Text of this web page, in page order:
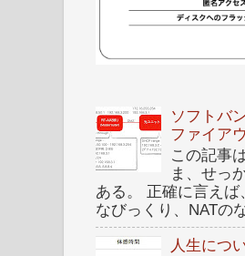
ソフトバ
ファイア
この記事
ま、せっ
ある。 正確に言え
なびっくり、NATの
人生につ